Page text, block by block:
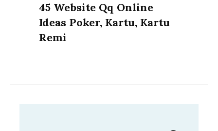
Next
post:
45 Website Qq Online
Ideas Poker, Kartu, Kartu
Remi